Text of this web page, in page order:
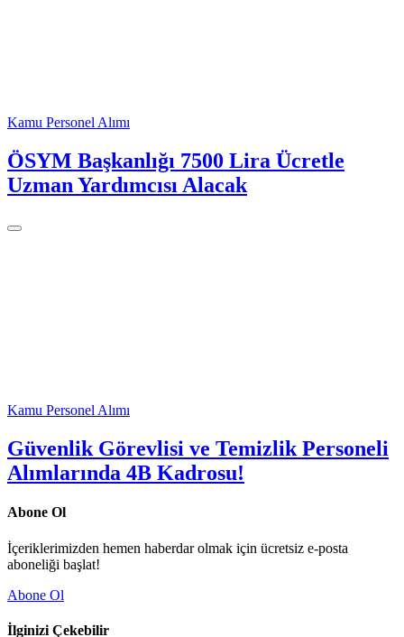
Kamu Personel Alımı
ÖSYM Başkanlığı 7500 Lira Ücretle
Uzman Yardımcısı Alacak
Kamu Personel Alımı
Güvenlik Görevlisi ve Temizlik Personeli
Alımlarında 4B Kadrosu!
Abone Ol
İçeriklerimizden hemen haberdar olmak için ücretsiz e-posta
aboneliği başlat!
Abone Ol
İlginizi Çekebilir